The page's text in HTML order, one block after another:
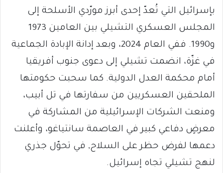
بإسرائيل التي تُعدّ إحدى أبرز مورّدي الأسلحة إلى
المجلس العسكري التشيلي بين العامين 1973
و1990. ففي العام 2024، وبعد إدانة الإبادة الجماعية
في غزّة، انضمت تشيلي إلى دعوى جنوب أفريقيا
أمام محكمة العدل الدولية. كما سحبت حكومتها
الملحقين العسكريين من سفارتها في تل أبيب،
ومنعت الشركات الإسرائيلية من المشاركة في
معرضٍ دفاعي كبير في العاصمة سانتياغو، وأعلنت
دعمها لفرض حظر على السلاح, في تحوّل جذري
لنهج تشيلي تجاه إسرائيل.